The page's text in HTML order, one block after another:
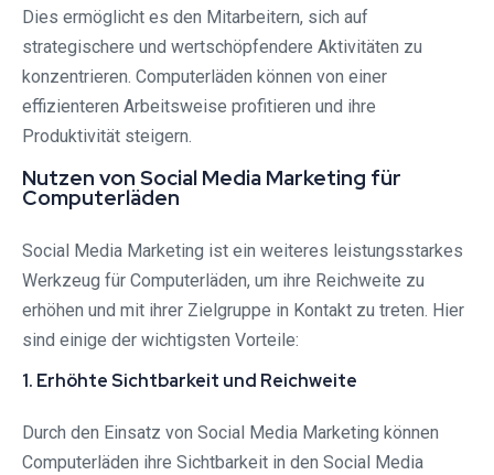
Dies ermöglicht es den Mitarbeitern, sich auf
strategischere und wertschöpfendere Aktivitäten zu
konzentrieren. Computerläden können von einer
effizienteren Arbeitsweise profitieren und ihre
Produktivität steigern.
Nutzen von Social Media Marketing für
Computerläden
Social Media Marketing ist ein weiteres leistungsstarkes
Werkzeug für Computerläden, um ihre Reichweite zu
erhöhen und mit ihrer Zielgruppe in Kontakt zu treten. Hier
sind einige der wichtigsten Vorteile:
1. Erhöhte Sichtbarkeit und Reichweite
Durch den Einsatz von Social Media Marketing können
Computerläden ihre Sichtbarkeit in den Social Media